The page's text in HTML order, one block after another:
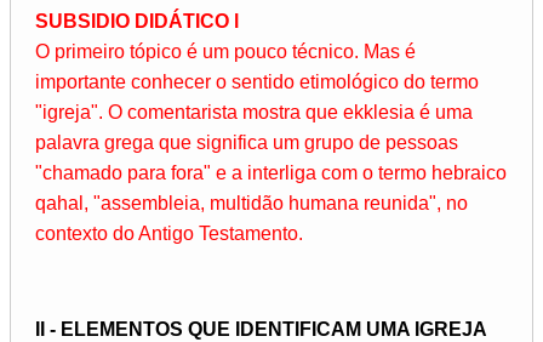
SUBSIDIO DIDÁTICO l
O primeiro tópico é um pouco técnico. Mas é
importante conhecer o sentido etimológico do termo
"igreja". O comentarista mostra que ekklesia é uma
palavra grega que significa um grupo de pessoas
"chamado para fora" e a interliga com o termo hebraico
qahal, "assembleia, multidão humana reunida", no
contexto do Antigo Testamento.
II - ELEMENTOS QUE IDENTIFICAM UMA IGREJA